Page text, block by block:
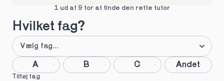
1 ud af 9 for at finde den rette tutor
Hvilket fag?
A B C Andet
Tilføj fag